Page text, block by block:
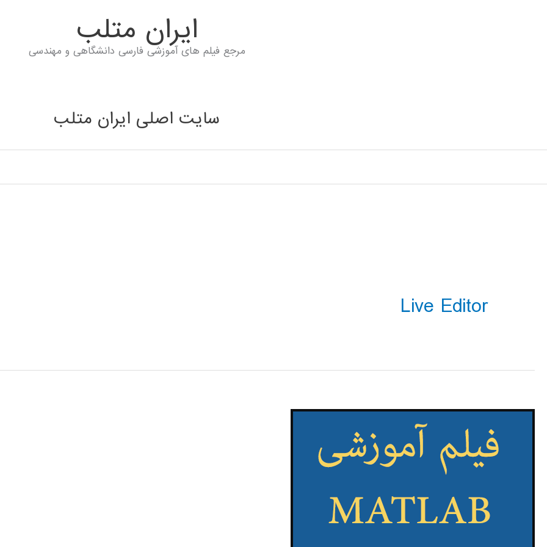
ايران متلب
مرجع فیلم های آموزشی فارسی دانشگاهی و مهندسی
سایت اصلی ایران متلب
Live Editor